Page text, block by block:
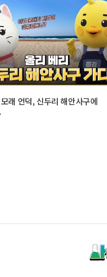
래 언덕, 신두리 해안사구에